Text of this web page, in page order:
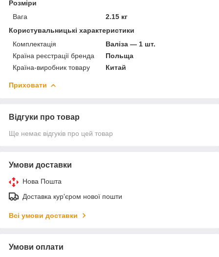
Розміри
Вага
2.15 кг
Користувальницькі характеристики
Комплектація
Валіза — 1 шт.
Країна реєстрації бренда
Польща
Країна-виробник товару
Китай
Приховати
Відгуки про товар
Ще немає відгуків про цей товар
Умови доставки
Нова Пошта
Доставка кур'єром нової пошти
Всі умови доставки
Умови оплати